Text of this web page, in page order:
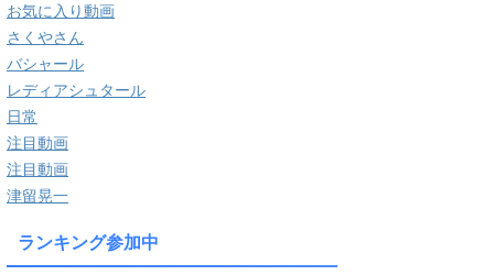
お気に入り動画
さくやさん
バシャール
レディアシュタール
日常
注目動画
注目動画
津留晃一
ランキング参加中